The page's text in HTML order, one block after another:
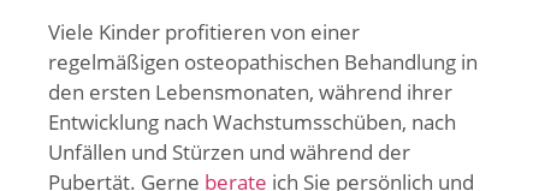
Viele Kinder profitieren von einer
regelmäßigen osteopathischen Behandlung in
den ersten Lebensmonaten, während ihrer
Entwicklung nach Wachstumsschüben, nach
Unfällen und Stürzen und während der
Pubertät. Gerne berate ich Sie persönlich und